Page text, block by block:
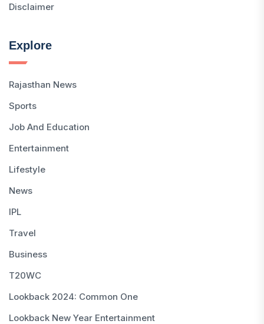
Disclaimer
Explore
Rajasthan News
Sports
Job And Education
Entertainment
Lifestyle
News
IPL
Travel
Business
T20WC
Lookback 2024: Common One
Lookback New Year Entertainment